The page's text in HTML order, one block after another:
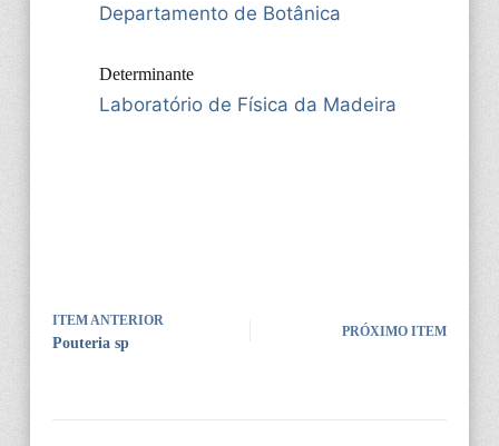
Departamento de Botânica
Determinante
Laboratório de Física da Madeira
ITEM ANTERIOR
Pouteria sp
PRÓXIMO ITEM